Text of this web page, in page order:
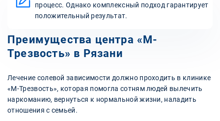
процесс. Однако комплексный подход гарантирует
положительный результат.
Преимущества центра «М-
Трезвость» в Рязани
Лечение солевой зависимости должно проходить в клинике
«М-Трезвость», которая помогла сотням людей вылечить
наркоманию, вернуться к нормальной жизни, наладить
отношения с семьей.